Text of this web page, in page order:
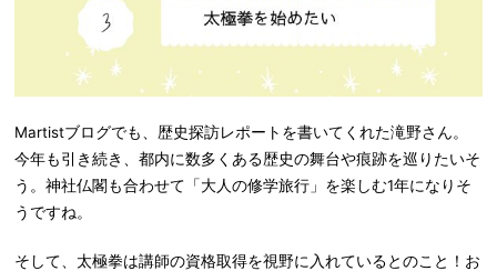
Martistブログでも、歴史探訪レポートを書いてくれた滝野さん。
今年も引き続き、都内に数多くある歴史の舞台や痕跡を巡りたいそ
う。神社仏閣も合わせて「大人の修学旅行」を楽しむ1年になりそ
うですね。
そして、太極拳は講師の資格取得を視野に入れているとのこと！お